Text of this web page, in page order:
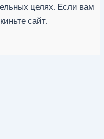
целях. Если вам
сайт.